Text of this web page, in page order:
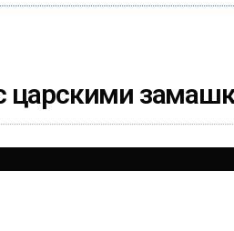
царскими